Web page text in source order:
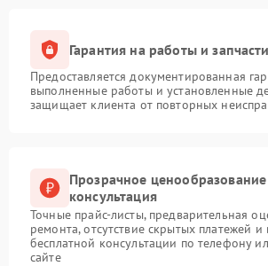
Гарантия на работы и запчасти
Предоставляется документированная
выполненные работы и установленные
защищает клиента от повторных
Прозрачное
консультация
Точные прайс-листы, предварительная
ремонта, отсутствие скрытых платежей и
бесплатной консультации по телефону
сайте